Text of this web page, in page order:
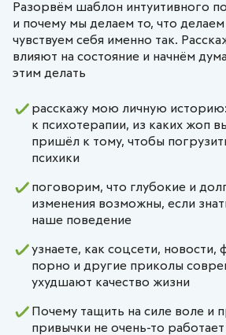
Разорвём шаблон интуитивного
и почему мы делаем то, что
чувствуем себя именно так.
влияют на состояние и начнём
этим делать
расскажу мою личную
к психотерапии, из каких жоп
пришёл к тому, чтобы
психики
поговорим, что глубокие и
изменения возможны, если
наше поведение
узнаете, как соцсети, новости,
порно и другие приколы
ухудшают качество жизни
Почему тащить на силе воле и
привычки не очень-то работает